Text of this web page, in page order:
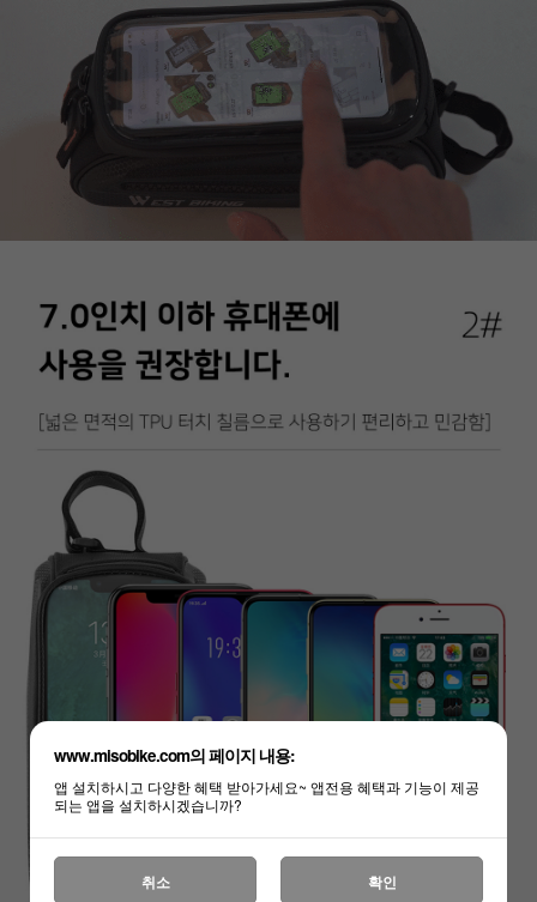
www.misobike.com의 페이지 내용:
앱 설치하시고 다양한 혜택 받아가세요~ 앱전용 혜택과 기능이 제공
되는 앱을 설치하시겠습니까?
취소 확인